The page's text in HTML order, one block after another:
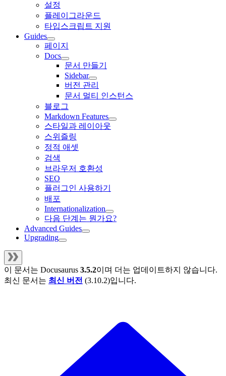
설정
플레이그라운드
타입스크립트 지원
Guides
페이지
Docs
문서 만들기
Sidebar
버전 관리
문서 멀티 인스턴스
블로그
Markdown Features
스타일과 레이아웃
스위즐링
정적 애셋
검색
브라우저 호환성
SEO
플러그인 사용하기
배포
Internationalization
다음 단계는 뭔가요?
Advanced Guides
Upgrading
이 문서는 Docusaurus 3.5.2이며 더는 업데이트하지 않습니다.
최신 문서는 최신 버전 (3.10.2)입니다.